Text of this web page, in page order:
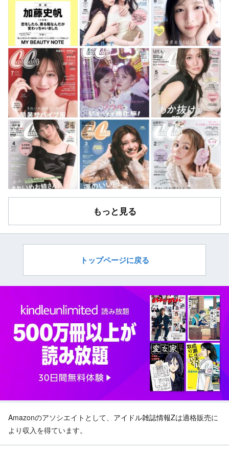
もっと見る
トップページに戻る
Amazonのアソシエイトとして、 アイドル雑誌情報Zは適格販売に
より収入を得ています。